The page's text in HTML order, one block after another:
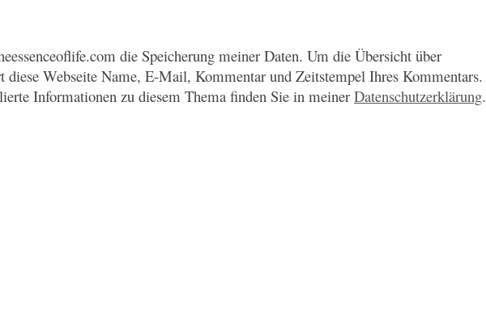
die Speicherung meiner Daten. Um die Übersicht über
Webseite Name, E-Mail, Kommentar und Zeitstempel Ihres
Informationen zu diesem Thema finden Sie in meiner Datenschutzerklärung.